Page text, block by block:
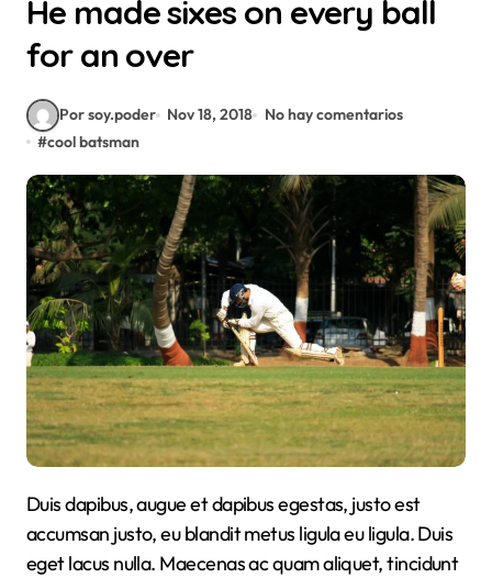
He made sixes on every ball
for an over
Por soy.poder Nov 18, 2018
No hay comentarios
#cool batsman
Duis dapibus, augue et dapibus egestas, justo est
accumsan justo, eu blandit metus ligula eu ligula. Duis
eget lacus nulla. Maecenas ac quam aliquet, tincidunt